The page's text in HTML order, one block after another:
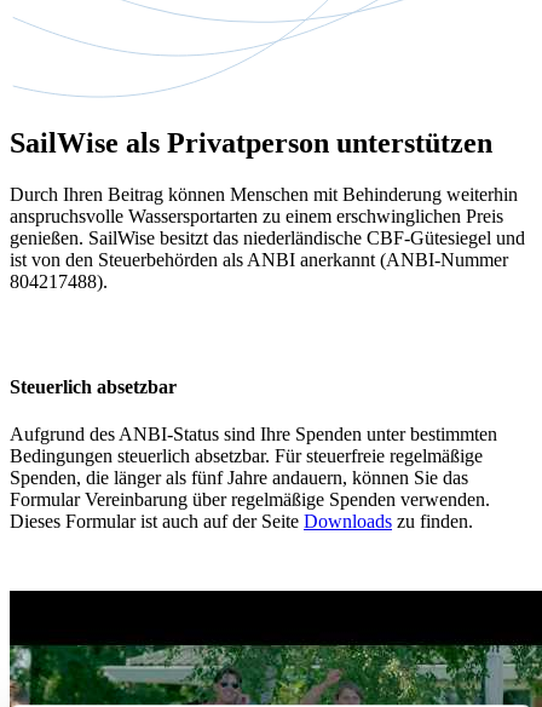
SailWise als Privatperson unterstützen
Durch Ihren Beitrag können Menschen mit Behinderung weiterhin
anspruchsvolle Wassersportarten zu einem erschwinglichen Preis
genießen. SailWise besitzt das niederländische CBF-Gütesiegel und
ist von den Steuerbehörden als ANBI anerkannt (ANBI-Nummer
804217488).
Steuerlich absetzbar
Aufgrund des ANBI-Status sind Ihre Spenden unter bestimmten
Bedingungen steuerlich absetzbar. Für steuerfreie regelmäßige
Spenden, die länger als fünf Jahre andauern, können Sie das
Formular Vereinbarung über regelmäßige Spenden verwenden.
Dieses Formular ist auch auf der Seite Downloads zu finden.